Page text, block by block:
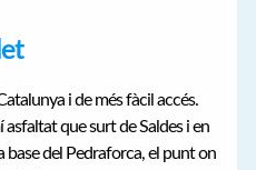
i de més fàcil accés.
asfaltat que surt de Saldes i en
base del Pedraforca, el punt on